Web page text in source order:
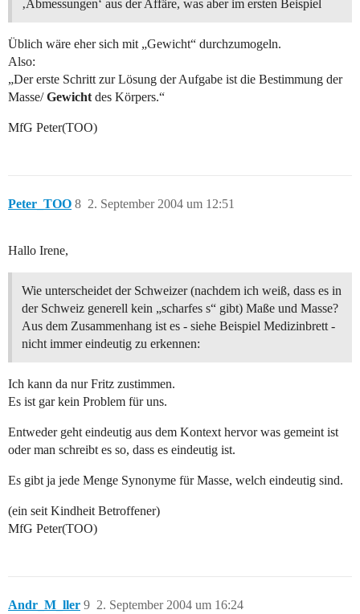
‚Abmessungen‘ aus der Affäre, was aber im ersten Beispiel
Üblich wäre eher sich mit „Gewicht“ durchzumogeln.
Also:
„Der erste Schritt zur Lösung der Aufgabe ist die Bestimmung der
Masse/Gewicht des Körpers.“
MfG Peter(TOO)
Peter_TOO 2. September 2004 um 12:51
8
Hallo Irene,
Wie unterscheidet der Schweizer (nachdem ich weiß, dass es in
der Schweiz generell kein „scharfes s“ gibt) Maße und Masse?
Aus dem Zusammenhang ist es - siehe Beispiel Medizinbrett -
nicht immer eindeutig zu erkennen:
Ich kann da nur Fritz zustimmen.
Es ist gar kein Problem für uns.
Entweder geht eindeutig aus dem Kontext hervor was gemeint ist
oder man schreibt es so, dass es eindeutig ist.
Es gibt ja jede Menge Synonyme für Masse, welch eindeutig sind.
(ein seit Kindheit Betroffener)
MfG Peter(TOO)
Andr_M_ller 2. September 2004 um 16:24
9